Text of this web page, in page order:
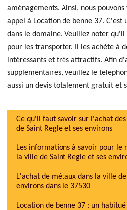
aménagements. Ainsi, nous
appel à Location de benne 37.
dans le domaine. Veuillez noter
pour les transporter. Il les achète à
intéressants et très attractifs. Afin
supplémentaires, veuillez le
aussi un devis totalement gratuit et
Ce qu'il faut savoir sur l'achat
de Saint Regle et ses environs
Les informations à savoir pour le
la ville de Saint Regle et ses
L'achat de métaux dans la ville
environs dans le 37530
Location de benne 37 : un